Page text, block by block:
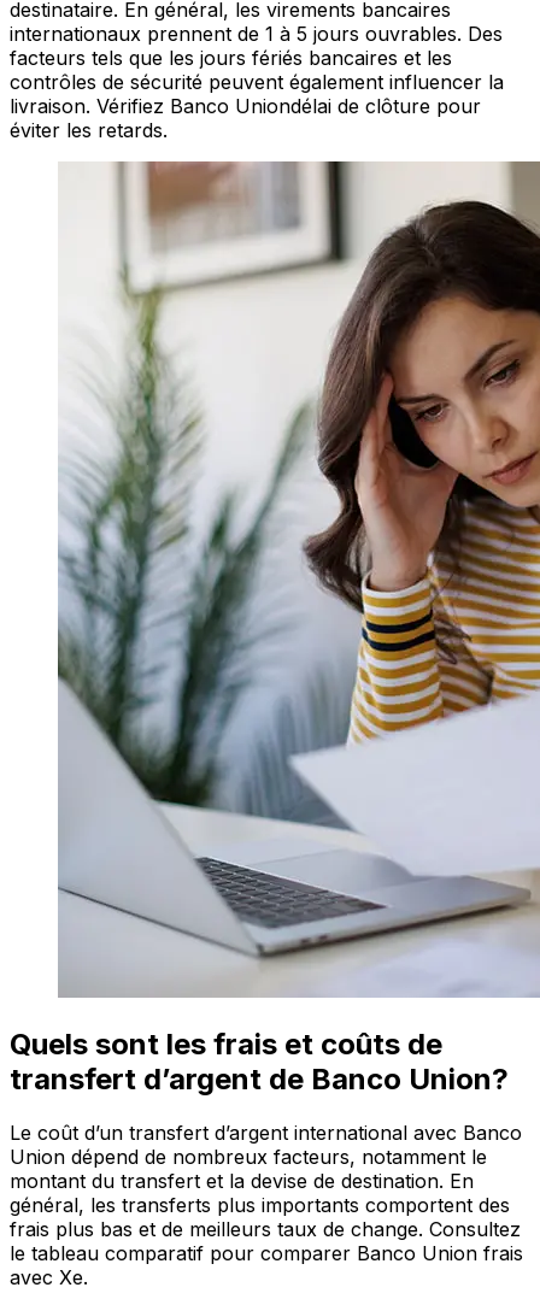
destinataire. En général, les virements bancaires
internationaux prennent de 1 à 5 jours ouvrables. Des
facteurs tels que les jours fériés bancaires et les
contrôles de sécurité peuvent également influencer la
livraison. Vérifiez Banco Uniondélai de clôture pour
éviter les retards.
Quels sont les frais et coûts de
transfert d’argent de Banco Union?
Le coût d’un transfert d’argent international avec Banco
Union dépend de nombreux facteurs, notamment le
montant du transfert et la devise de destination. En
général, les transferts plus importants comportent des
frais plus bas et de meilleurs taux de change. Consultez
le tableau comparatif pour comparer Banco Union frais
avec Xe.